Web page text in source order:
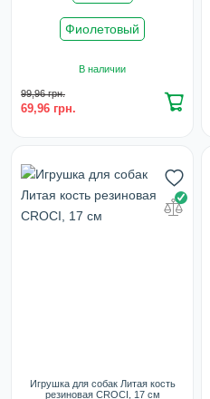
Фиолетовый
В наличии
99,96 грн.
69,96 грн.
Игрушка для собак Литая кость
резиновая CROCI, 17 см